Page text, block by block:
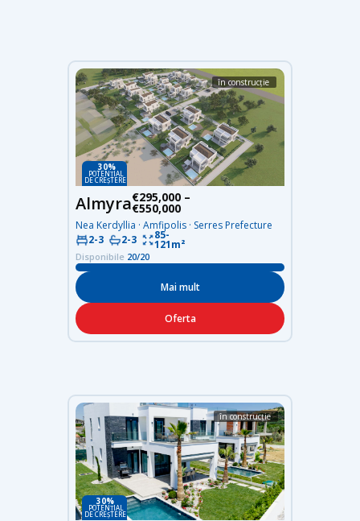
30%
DE CREȘTERE
POTENȚIAL
în construcție
Almyra€295,000 –
€550,000
Nea Kerdyllia · Amfipolis · Serres Prefecture
2-3
2-3 85-
121m²
Disponibile 20/20
Mai mult
Oferta
30%
DE CREȘTERE
POTENȚIAL
în construcție